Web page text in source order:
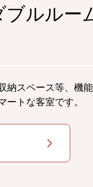
ブルルー
納スペース等、機
ートな客室です。